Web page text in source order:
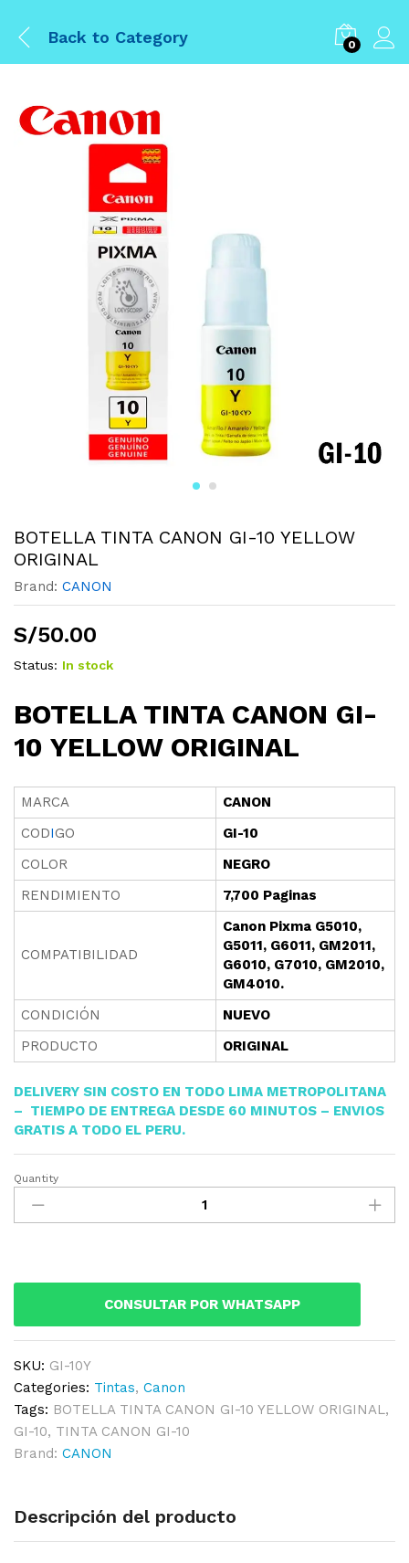
Back to Category 0
BOTELLA TINTA CANON GI-10 YELLOW
ORIGINAL
Brand: CANON
S/50.00
Status: In stock
BOTELLA TINTA CANON GI-
10 YELLOW ORIGINAL
MARCA
CANON
CODIGO
GI-10
COLOR
NEGRO
RENDIMIENTO
7,700 Paginas
COMPATIBILIDAD
Canon Pixma G5010,
G5011, G6011, GM2011,
G6010, G7010, GM2010,
GM4010.
CONDICIÓN
NUEVO
PRODUCTO
ORIGINAL
DELIVERY SIN COSTO EN TODO LIMA METROPOLITANA
– TIEMPO DE ENTREGA DESDE 60 MINUTOS – ENVIOS
GRATIS A TODO EL PERU.
BOTELLA
TINTA
CANON
quantity
Quantity
CONSULTAR POR WHATSAPP
SKU: GI-10Y
Categories: Tintas, Canon
Tags: BOTELLA TINTA CANON GI-10 YELLOW ORIGINAL,
GI-10, TINTA CANON GI-10
Brand: CANON
Descripción del producto